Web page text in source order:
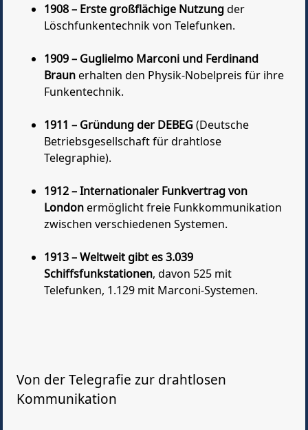
1908 – Erste großflächige Nutzungder
Löschfunkentechnik von Telefunken.
1909 – Guglielmo Marconi und Ferdinand
Braunerhalten den Physik-Nobelpreis für ihre
Funkentechnik.
1911 – Gründung der DEBEG(Deutsche
Betriebsgesellschaft für drahtlose
Telegraphie).
1912 – Internationaler Funkvertrag von
Londonermöglicht freie Funkkommunikation
zwischen verschiedenen Systemen.
1913 – Weltweit gibt es 3.039
Schiffsfunkstationen, davon 525 mit
Telefunken, 1.129 mit Marconi-Systemen.
Von der Telegrafie zur drahtlosen
Kommunikation